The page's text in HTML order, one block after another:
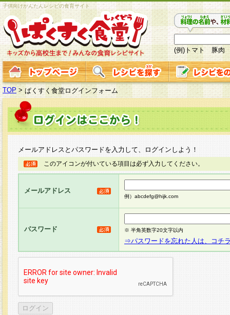
子供向けかんたんレシピの食育サイト
(例)トマト 豚肉
TOP > ぱくすく食堂ログインフォーム
メールアドレスとパスワードを入力して、ログインしよう！
このアイコンが付いている項目は必ず入力してください。
メールアドレス
例）abcdefg@hijk.com
パスワード ※ 半角英数字20文字以内
⇒パスワードを忘れた人は、コチ